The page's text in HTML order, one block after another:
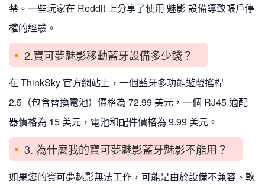
禁。一些玩家在 Reddit 上分享了使用 魅影 設備導致帳戶停
權的經驗。
2.寶可夢魅影移動藍牙設備多少錢？
在 ThinkSky 官方網站上，一個藍牙多功能遊戲搖桿
2.5（包含替換電池）價格為 72.99 美元，一個 RJ45 適配
器價格為 15 美元，電池和配件價格為 9.99 美元。
3. 為什麼我的寶可夢魅影藍牙魅影不能用？
如果您的寶可夢魅影無法工作，可能是由於設備不兼容、軟